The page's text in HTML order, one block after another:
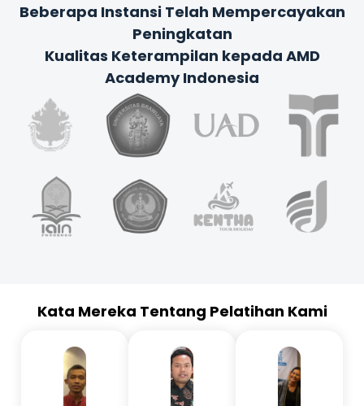
Beberapa Instansi Telah Mempercayakan
Peningkatan
Kualitas Keterampilan kepada AMD
Academy Indonesia
Kata Mereka Tentang Pelatihan Kami